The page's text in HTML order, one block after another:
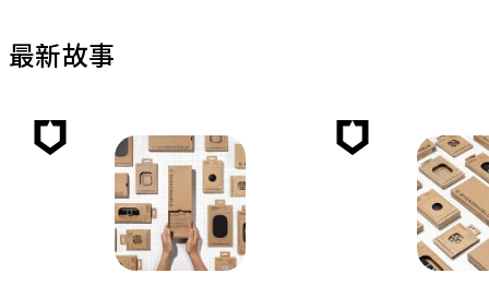
最新故事